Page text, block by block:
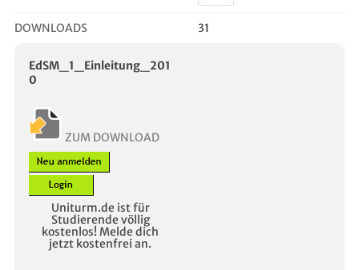
DOWNLOADS 31
EdSM_1_Einleitung_201
0
ZUM DOWNLOAD
Uniturm.de ist für
Studierende völlig
kostenlos! Melde dich
jetzt kostenfrei an.